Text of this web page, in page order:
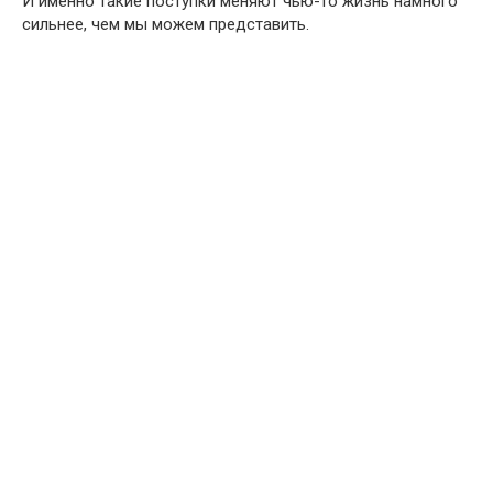
сильнее, чем мы можем представить.